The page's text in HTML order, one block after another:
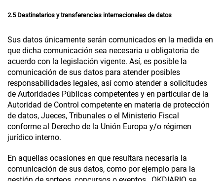
2.5 Destinatarios y transferencias internacionales de datos
Sus datos únicamente serán comunicados en la medida en
que dicha comunicación sea necesaria u obligatoria de
acuerdo con la legislación vigente. Así, es posible la
comunicación de sus datos para atender posibles
responsabilidades legales, así como atender a solicitudes
de Autoridades Públicas competentes y en particular de la
Autoridad de Control competente en materia de protección
de datos, Jueces, Tribunales o el Ministerio Fiscal
conforme al Derecho de la Unión Europa y/o régimen
jurídico interno.
En aquellas ocasiones en que resultara necesaria la
comunicación de sus datos, como por ejemplo para la